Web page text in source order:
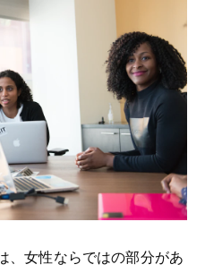
、女性ならではの部分があ